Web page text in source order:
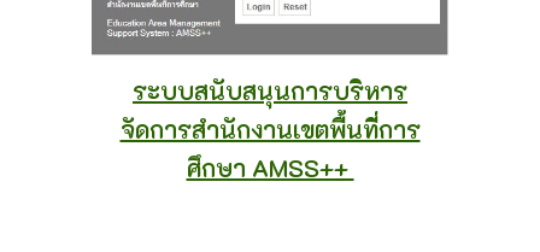
ระบบสนับสนุนการบริหาร
จัดการสำนักงานเขตพื้นที่การ
ศึกษา AMSS++